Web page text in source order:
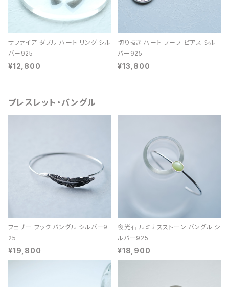
サファイア ダブル ハート リング シル
バー925
¥12,800
切り抜き ハート フープ ピアス シル
バー925
¥13,800
ブレスレット・バングル
フェザー フック バングル シルバー9
25
¥19,800
夜光石 ルミナスストーン バングル シ
ルバー925
¥18,900